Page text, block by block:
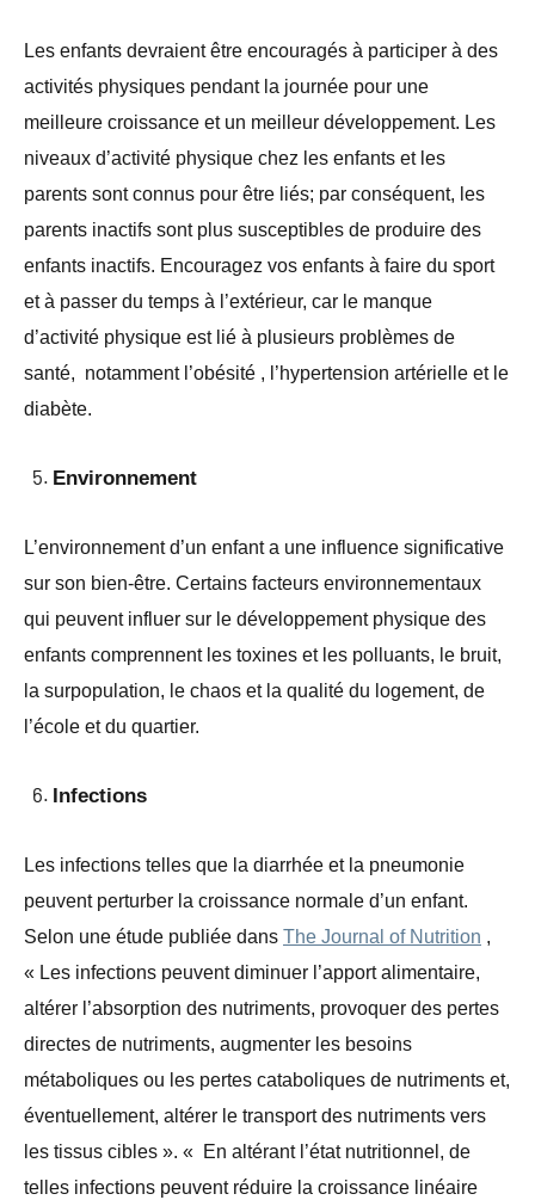
Les enfants devraient être encouragés à participer à des
activités physiques pendant la journée pour une
meilleure croissance et un meilleur développement. Les
niveaux d’activité physique chez les enfants et les
parents sont connus pour être liés; par conséquent, les
parents inactifs sont plus susceptibles de produire des
enfants inactifs. Encouragez vos enfants à faire du sport
et à passer du temps à l’extérieur, car le manque
d’activité physique est lié à plusieurs problèmes de
santé, notamment l’obésité , l’hypertension artérielle et le
diabète.
Environnement
L’environnement d’un enfant a une influence significative
sur son bien-être. Certains facteurs environnementaux
qui peuvent influer sur le développement physique des
enfants comprennent les toxines et les polluants, le bruit,
la surpopulation, le chaos et la qualité du logement, de
l’école et du quartier.
Infections
Les infections telles que la diarrhée et la pneumonie
peuvent perturber la croissance normale d’un enfant.
Selon une étude publiée dans The Journal of Nutrition ,
« Les infections peuvent diminuer l’apport alimentaire,
altérer l’absorption des nutriments, provoquer des pertes
directes de nutriments, augmenter les besoins
métaboliques ou les pertes cataboliques de nutriments et,
éventuellement, altérer le transport des nutriments vers
les tissus cibles ». « En altérant l’état nutritionnel, de
telles infections peuvent réduire la croissance linéaire